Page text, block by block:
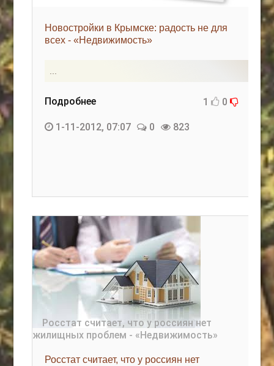
Новостройки в Крымске: радость не для
всех - «Недвижимость»
Подробнее 1 0
1-11-2012, 07:07 0 823
Росстат считает, что у россиян нет